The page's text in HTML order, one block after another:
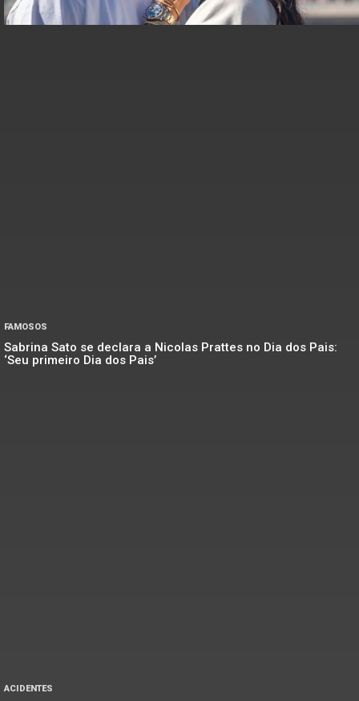
FAMOSOS
Sabrina Sato se declara a Nicolas Prattes no Dia dos Pais:
‘Seu primeiro Dia dos Pais’
ACIDENTES